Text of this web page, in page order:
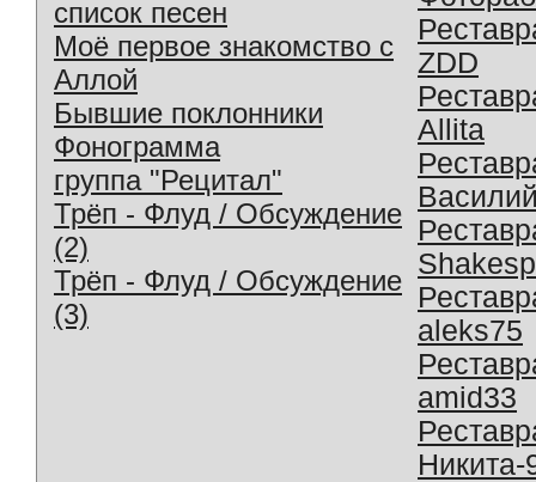
список песен
Моё первое знакомство с
Аллой
Бывшие поклонники
Фонограмма
группа "Рецитал"
Трёп - Флуд / Обсуждение
(2)
Трёп - Флуд / Обсуждение
(3)
ZDD
Allita
aleks75
amid33
Никита-